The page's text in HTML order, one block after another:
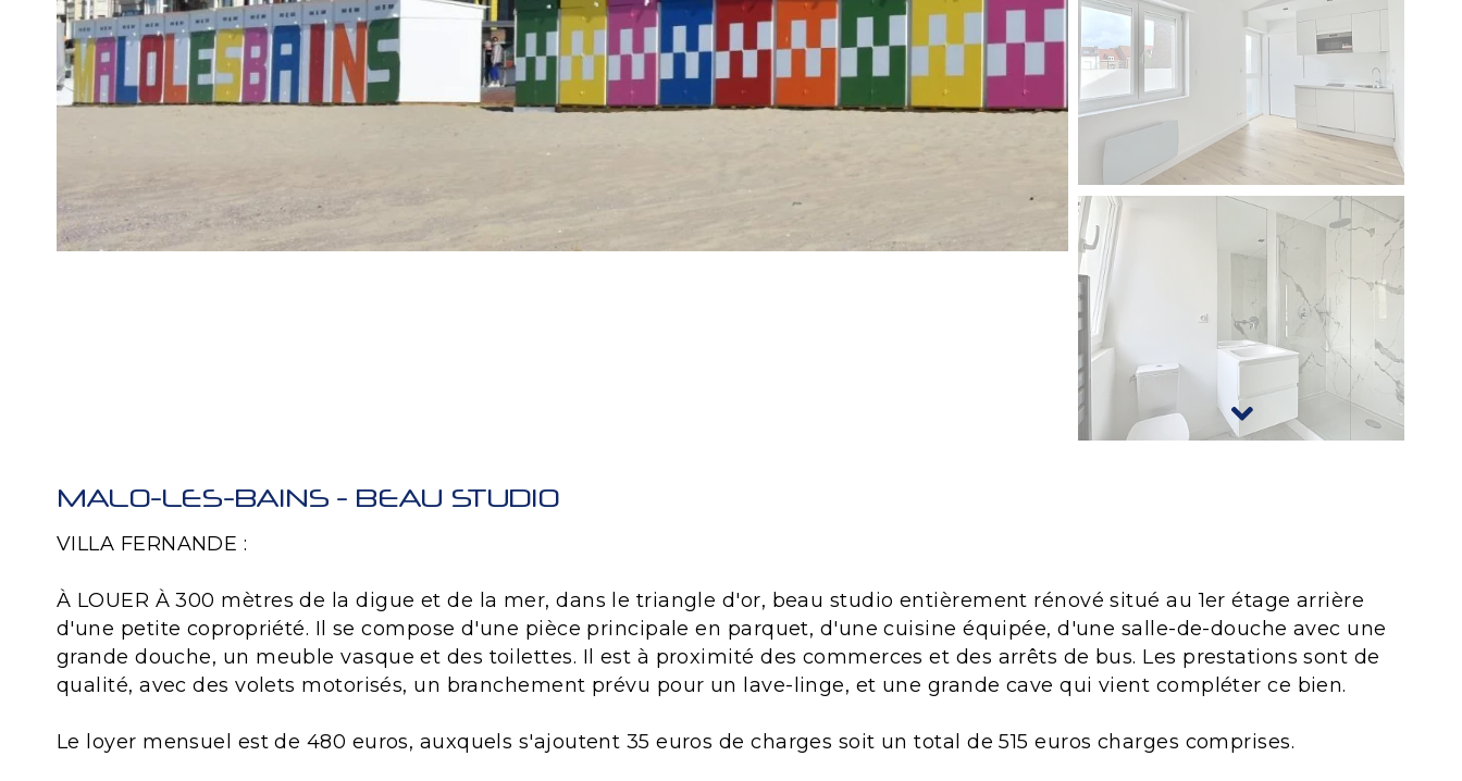
MALO-LES-BAINS - BEAU STUDIO
VILLA FERNANDE :
À LOUER À 300 mètres de la digue et de la mer, dans le triangle d'or, beau studio entièrement rénové situé au 1er étage arrière
d'une petite copropriété. Il se compose d'une pièce principale en parquet, d'une cuisine équipée, d'une salle-de-douche avec une
grande douche, un meuble vasque et des toilettes. Il est à proximité des commerces et des arrêts de bus. Les prestations sont de
qualité, avec des volets motorisés, un branchement prévu pour un lave-linge, et une grande cave qui vient compléter ce bien.
Le loyer mensuel est de 480 euros, auxquels s'ajoutent 35 euros de charges soit un total de 515 euros charges comprises.